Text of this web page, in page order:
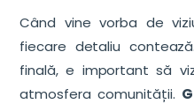
Când vine vorba de
fiecare detaliu
finală, e important să
atmosfera comunității.